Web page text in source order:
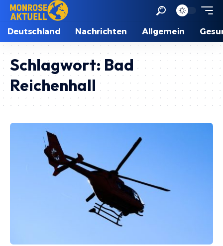
Deutschland Nachrichten Allgemein
Schlagwort: Bad
Reichenhall